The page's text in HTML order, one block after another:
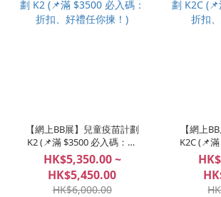
【網上BB展】兒童疫苗計劃
K2 (📌滿 $3500 必入碼：折
扣、好禮任你揀！)
HK$5,350.00 ~
HK$5,450.00
HK$6,000.00
【網上
K2C (📌
扣、